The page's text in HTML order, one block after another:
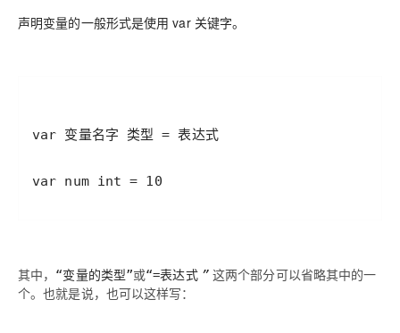
声明变量的一般形式是使用 var 关键字。
var 变量名字 类型 = 表达式
其中， “变量的类型”或“=表达式 ”这两个部分可以省略其中的一
个。也就是说，也可以这样写：